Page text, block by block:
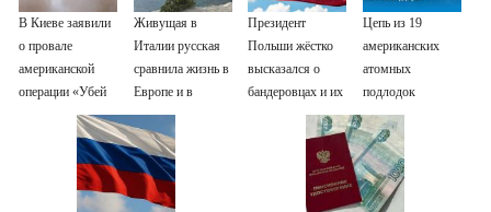
В Киеве заявили
о провале
американской
операции «Убей
лучника» против
Живущая в
Италии русская
сравнила жизнь в
Европе и в
Крыму
Президент
Польши жёстко
высказался о
бандеровцах и их
Цепь из 19
американских
атомных
подлодок
«окружает»
Россию и Китай:
это инструмент
первого
массированного